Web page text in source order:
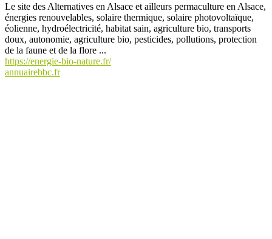
Le site des Alternatives en Alsace et ailleurs permaculture en Alsace,
énergies renouvelables, solaire thermique, solaire photovoltaïque,
éolienne, hydroélectricité, habitat sain, agriculture bio, transports
doux, autonomie, agriculture bio, pesticides, pollutions, protection
de la faune et de la flore ...
https://energie-bio-nature.fr/
annuairebbc.fr